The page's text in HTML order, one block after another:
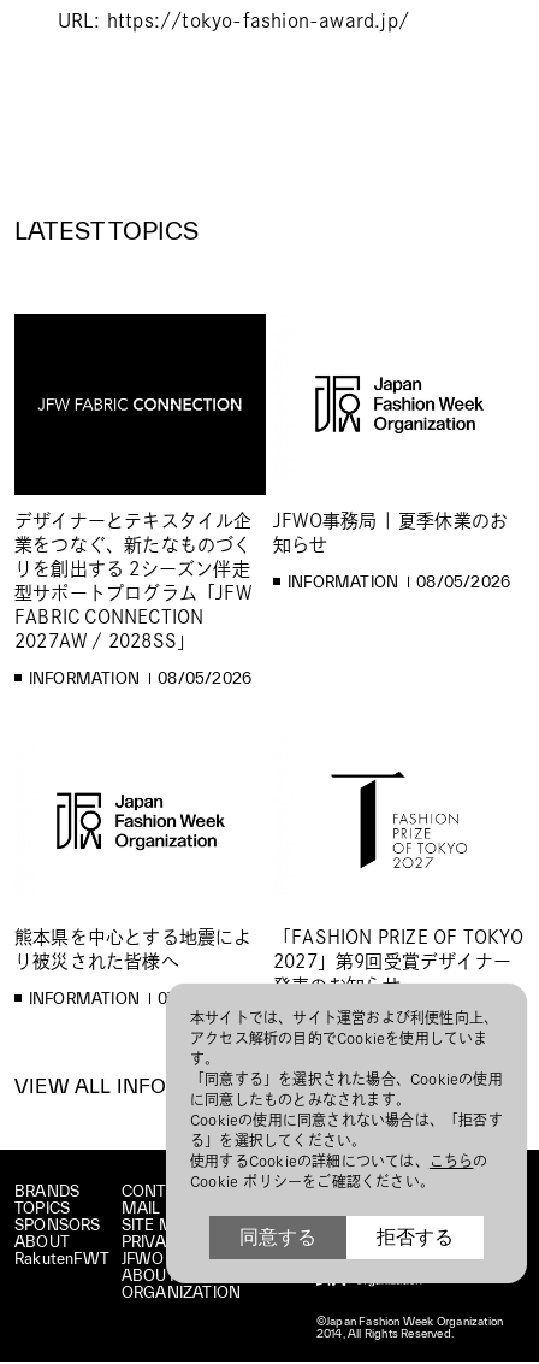
URL: https://tokyo-fashion-award.jp/
LATEST TOPICS
デザイナーとテキスタイル企
業をつなぐ、新たなものづく
りを創出する 2シーズン伴走
型サポートプログラム「JFW
FABRIC CONNECTION
2027AW / 2028SS」
INFORMATION 08/05/2026
JFWO事務局 | 夏季休業のお
知らせ
INFORMATION 08/05/2026
熊本県を中心とする地震によ
り被災された皆様へ
INFORMATION 07/31/2026
「FASHION PRIZE OF TOKYO
2027」第9回受賞デザイナー
発表のお知らせ
INFORMATION 07/28/2026
VIEW ALL INFORMATION
BRANDS
TOPICS
SPONSORS
ABOUT
RakutenFWT
CONTACT
MAIL MAGAZINE
SITE MAP
PRIVACY POLICY
JFWO LINK
ABOUT JFW
ORGANIZATION
©Japan Fashion Week Organization
2014, All Rights Reserved.
本サイトでは、サイト運営および利便性向上、
アクセス解析の目的でCookieを使用していま
す。
「同意する」を選択された場合、Cookieの使用
に同意したものとみなされます。
Cookieの使用に同意されない場合は、「拒否す
る」を選択してください。
使用するCookieの詳細については、
こちらの
Cookie ポリシーをご確認ください。
同意する 拒否する